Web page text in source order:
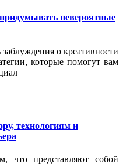
невероятные
заблуждения о креативности
которые помогут вам
технологиям и
что представляют собой